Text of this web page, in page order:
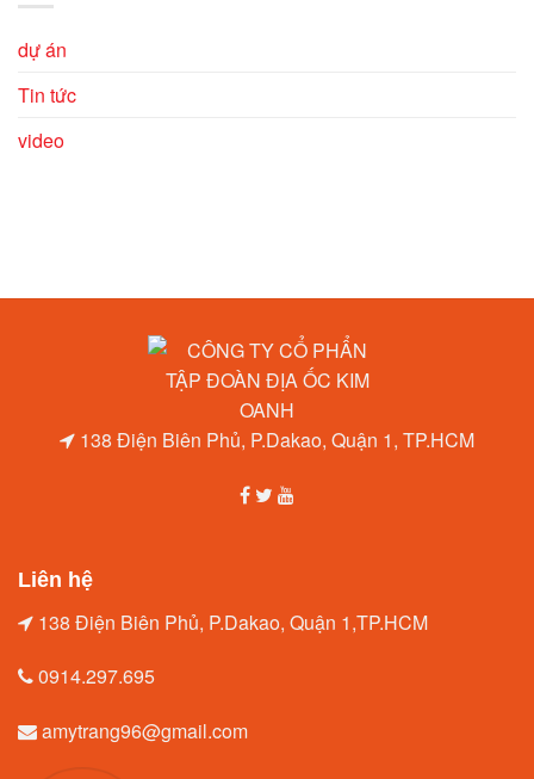
dự án
Tin tức
video
138 Điện Biên Phủ, P.Dakao, Quận 1, TP.HCM
Liên hệ
138 Điện Biên Phủ, P.Dakao, Quận 1,TP.HCM
0914.297.695
amytrang96@gmail.com